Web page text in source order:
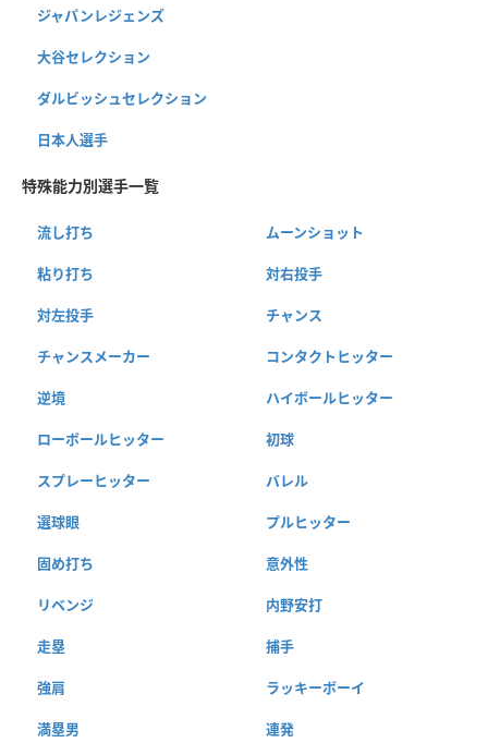
ジャパンレジェンズ
大谷セレクション
ダルビッシュセレクション
日本人選手
特殊能力別選手一覧
流し打ち ムーンショット
粘り打ち 対右投手
対左投手 チャンス
チャンスメーカー コンタクトヒッター
逆境 ハイボールヒッター
ローボールヒッター 初球
スプレーヒッター バレル
選球眼 プルヒッター
固め打ち 意外性
リベンジ 内野安打
走塁 捕手
強肩 ラッキーボーイ
満塁男 連発